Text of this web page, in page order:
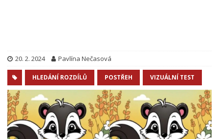
20. 2. 2024 Pavlína Nečasová
HLEDÁNÍ ROZDÍLŮ POSTŘEH VIZUÁLNÍ TEST